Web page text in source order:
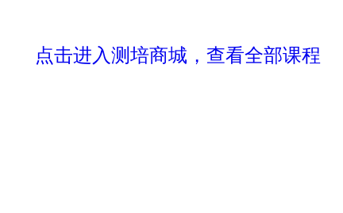
点击进入测培商城，查看全部课程